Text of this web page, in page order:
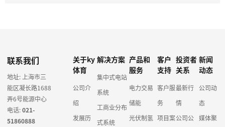
联系我们
地址: 上海市三
能区凝长路1688
弄6号能源中心
电话:021-
51860888
关于ky
体育
公司介
绍
发展历
解决方案
集中式电站
系统
工商业分布
式系统
产品和
服务
电力交易
储能
光伏制氢
客户
支持
客户服
务
项目案
投资者
关系
最新行
情
公司公
新闻
动态
公司动
态
媒体聚